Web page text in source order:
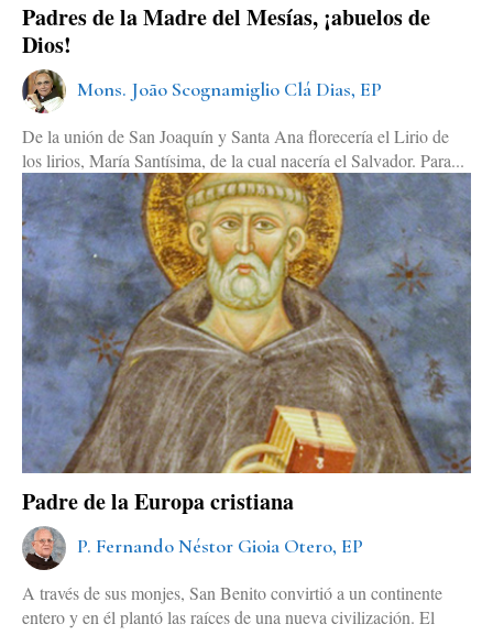
Padres de la Madre del Mesías, ¡abuelos de
Dios!
Mons. João Scognamiglio Clá Dias, EP
De la unión de San Joaquín y Santa Ana florecería el Lirio de
los lirios, María Santísima, de la cual nacería el Salvador. Para...
Padre de la Europa cristiana
P. Fernando Néstor Gioia Otero, EP
A través de sus monjes, San Benito convirtió a un continente
entero y en él plantó las raíces de una nueva civilización. El